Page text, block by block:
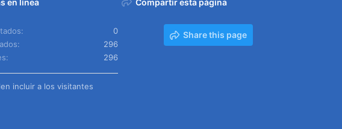
en línea
0
296
296
incluir a los visitantes
Compartir esta página
Share this page